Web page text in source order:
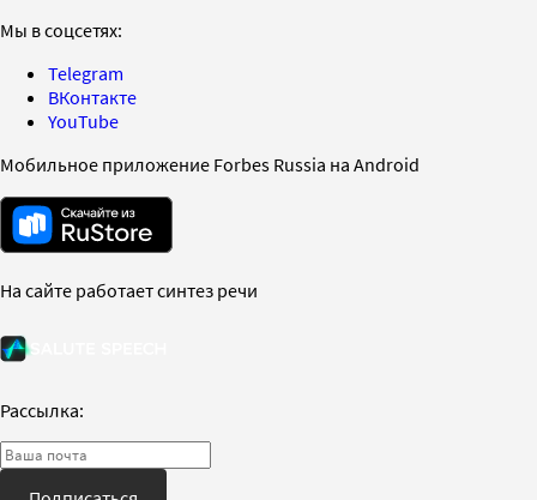
Мы в соцсетях:
Telegram
ВКонтакте
YouTube
Мобильное приложение Forbes Russia на Android
На сайте работает синтез речи
Рассылка: